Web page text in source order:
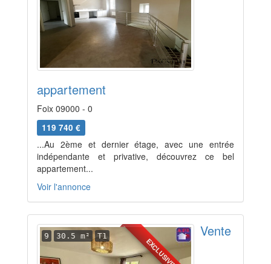
appartement
Foix 09000 - 0
119 740 €
...Au 2ème et dernier étage, avec une entrée
indépendante et privative, découvrez ce bel
appartement...
Voir l'annonce
EXCLUSIVITÉ
9 30.5 m² T1 Vente